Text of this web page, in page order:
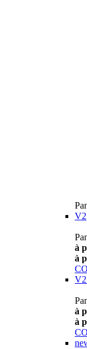
V2
à
à
V2
à
à